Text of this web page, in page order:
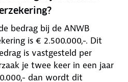
bedrag bij de ANWB
is € 2.500.000,-. Dit
is vastgesteld per
je twee keer in een jaar
dan wordt dit